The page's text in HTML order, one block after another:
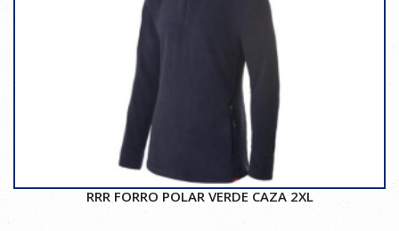
RRR FORRO POLAR VERDE CAZA 2XL